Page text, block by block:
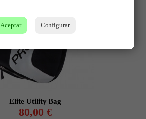
Elite Utility Bag
80,00 €
Aceptar Configurar